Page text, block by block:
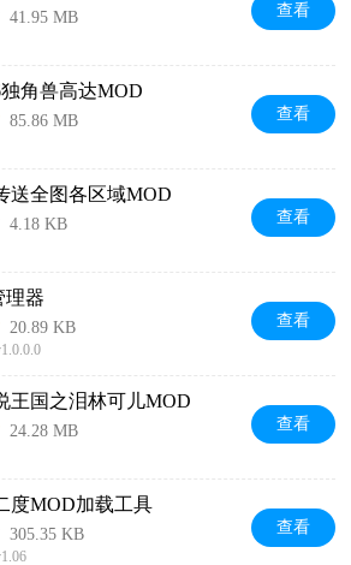
41.95 MB 查看
角兽高达MOD
85.86 MB 查看
送全图各区域MOD
4.18 KB 查看
理器
20.89 KB 查看
王国之泪林可儿MOD
24.28 MB 查看
度MOD加载工具
305.35 KB 查看